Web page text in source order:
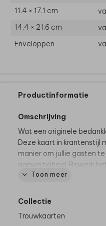
11.4 × 17.1 cm
14.4 × 21.6 cm
Enveloppen
Productinformatie
Omschrijving
Wat een originele
Deze kaart in krantenstijl
manier om jullie gasten
aanwezigheid. Bewerk
online editor.
Toon meer
Collectie
Trouwkaarten